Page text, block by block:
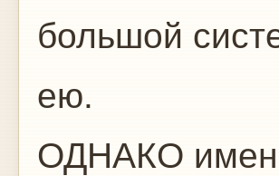
большой
ею.
ОДНАКО